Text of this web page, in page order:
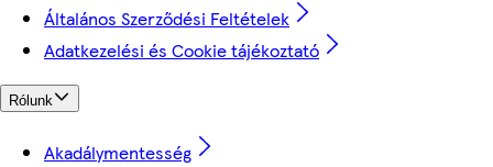
Általános Szerződési Feltételek
Adatkezelési és Cookie tájékoztató
Rólunk
Akadálymentesség